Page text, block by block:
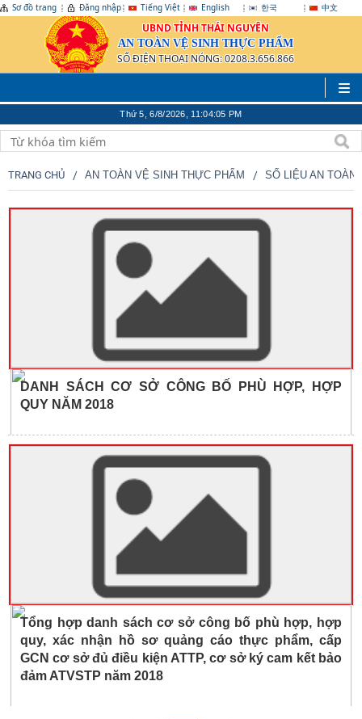
Sơ đồ trang Đăng nhập Tiếng Việt English 한국 中文
UBND TỈNH THÁI NGUYÊN
AN TOÀN VỆ SINH THỰC PHẨM
SỐ ĐIỆN THOẠI NÓNG: 0208.3.656.866
Thứ 5, 6/8/2026, 11:04:05 PM
TRANG CHỦ AN TOÀN VỆ SINH THỰC PHẨM SỐ LIỆU AN TOÀN
DANH SÁCH CƠ SỞ CÔNG BỐ PHÙ HỢP, HỢP
QUY NĂM 2018
Tổng hợp danh sách cơ sở công bố phù hợp, hợp
quy, xác nhận hồ sơ quảng cáo thực phẩm, cấp
GCN cơ sở đủ điều kiện ATTP, cơ sở ký cam kết bảo
đảm ATVSTP năm 2018